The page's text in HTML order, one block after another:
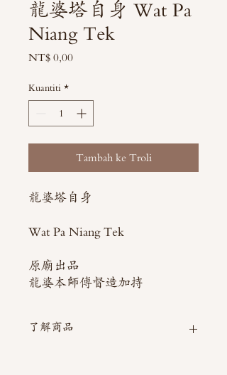
龍婆塔自身 Wat Pa
Niang Tek
NT$ 0,00Harga
Kuantiti *
Tambah ke Troli
龍婆塔自身
Wat Pa Niang Tek
原廟出品
龍婆本師傅督造加持
了解商品